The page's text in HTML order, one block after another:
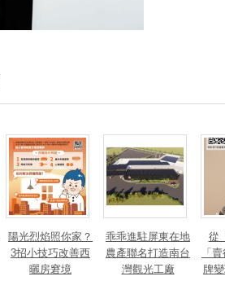
陽光烈焰照你家？
3招小技巧改善西
曬房窘境
乖乖進駐屏東在地
農產聯名打造南台
灣觀光工廠
從
「
牌